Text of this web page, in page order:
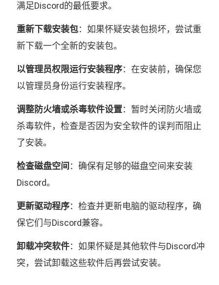
满足Discord的最低要求。
重新下载安装包：如果怀疑安装包损坏，尝试重
新下载一个全新的安装包。
以管理员权限运行安装程序：在安装前，确保您
以管理员身份运行安装程序。
调整防火墙或杀毒软件设置：暂时关闭防火墙或
杀毒软件，检查是否因为安全软件的误判而阻止
了安装。
检查磁盘空间 ：确保有足够的磁盘空间来安装
Discord。
更新驱动程序：检查并更新电脑的驱动程序，确
保它们与Discord兼容。
卸载冲突软件：如果怀疑是其他软件与Discord冲
突，尝试卸载这些软件后再尝试安装。